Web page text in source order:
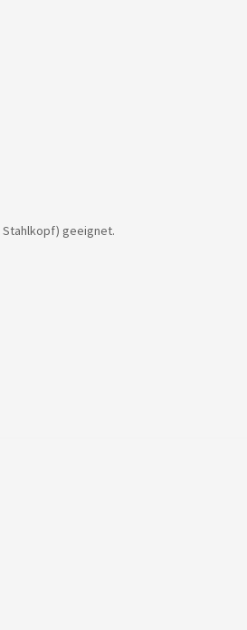
Stahlkopf) geeignet.